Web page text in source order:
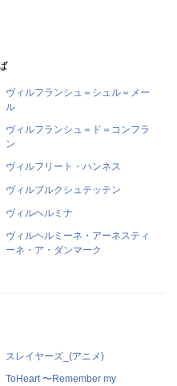
ヴィルフランシュ＝シュル＝メー
ル
ヴィルフランシュ＝ド＝コンフラ
ン
ヴィルフリート・ハンネス
ヴィルブルクシュテッテン
ヴィルヘルミナ
ヴィルヘルミーネ・アーネスティ
ーネ・ア・ダンマーク
スレイヤーズ_(アニメ)
ToHeart 〜Remember my